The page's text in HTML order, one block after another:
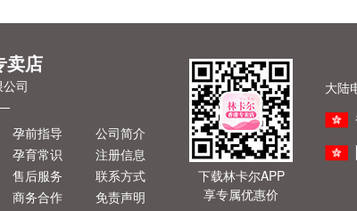
卖店
司
孕前指导
孕育常识
售后服务
商务合作
公司简介
注册信息
联系方式
免责声明
下载林卡尔APP
享专属优惠价
大陆